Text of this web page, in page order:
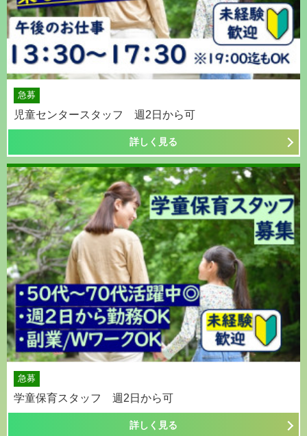
急募
児童センタースタッフ 週2日から可
詳しく見る
急募
学童保育スタッフ 週2日から可
詳しく見る